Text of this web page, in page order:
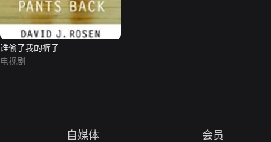
谁偷了我的裤子
电视剧
自媒体 会员